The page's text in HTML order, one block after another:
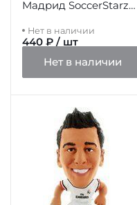
Мадрид SoccerStarz
Нет в наличии
440 ₽ / шт
Нет в наличии